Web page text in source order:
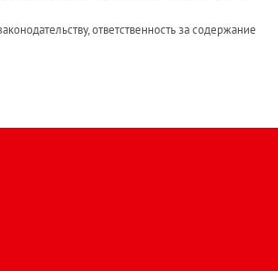
ответственность за содержание